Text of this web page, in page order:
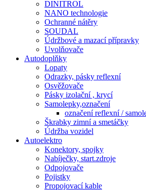
DINITROL
NANO technologie
Ochranné nátěry
SOUDAL
Údržbové a mazací přípravky
Uvolňovače
Autodoplňky
Lopaty
Odrazky, pásky reflexní
Osvěžovače
Pásky izolační , krycí
Samolepky,označení
označení reflexní /
Škrabky zimní a smetáčky
Údržba vozidel
Autoelektro
Konektory, spojky
Nabíječky, start.zdroje
Odpojovače
Pojistky
Propojovací kable